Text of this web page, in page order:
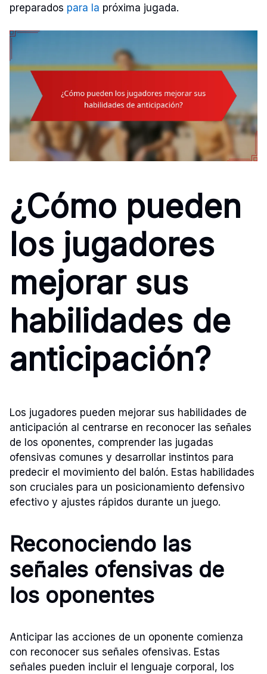
preparados para la próxima jugada.
¿Cómo pueden
los jugadores
mejorar sus
habilidades de
anticipación?
Los jugadores pueden mejorar sus habilidades de
anticipación al centrarse en reconocer las señales
de los oponentes, comprender las jugadas
ofensivas comunes y desarrollar instintos para
predecir el movimiento del balón. Estas habilidades
son cruciales para un posicionamiento defensivo
efectivo y ajustes rápidos durante un juego.
Reconociendo las
señales ofensivas de
los oponentes
Anticipar las acciones de un oponente comienza
con reconocer sus señales ofensivas. Estas
señales pueden incluir el lenguaje corporal, los